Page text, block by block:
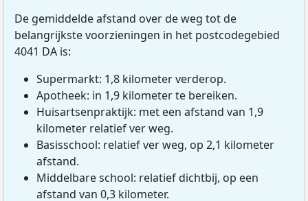
De gemiddelde afstand over de weg tot de
belangrijkste voorzieningen in het postcodegebied
4041 DA is:
Supermarkt: 1,8 kilometer verderop.
Apotheek: in 1,9 kilometer te bereiken.
Huisartsenpraktijk: met een afstand van 1,9
kilometer relatief ver weg.
Basisschool: relatief ver weg, op 2,1 kilometer
afstand.
Middelbare school: relatief dichtbij, op een
afstand van 0,3 kilometer.